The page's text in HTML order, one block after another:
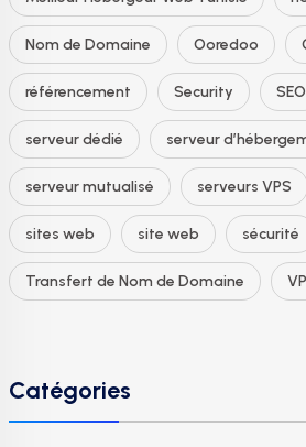
Nom de Domaine Ooredoo
référencement Security SEO
serveur dédié serveur
serveur mutualisé serveurs VPS
sites web site web sécurité
Transfert de Nom de Domaine
Catégories